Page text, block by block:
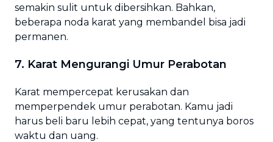
semakin sulit untuk dibersihkan. Bahkan,
beberapa noda karat yang membandel bisa jadi
permanen.
7. Karat Mengurangi Umur Perabotan
Karat mempercepat kerusakan dan
memperpendek umur perabotan. Kamu jadi
harus beli baru lebih cepat, yang tentunya boros
waktu dan uang.